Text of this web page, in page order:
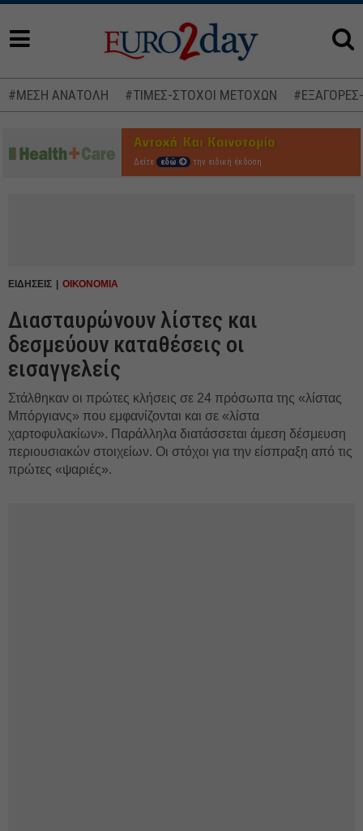
#ΜΕΣΗ ΑΝΑΤΟΛΗ #ΤΙΜΕΣ-ΣΤΟΧΟΙ ΜΕΤΟΧΩΝ
Δείτε εδώ την ειδική έκδοση
ΕΙΔΗΣΕΙΣ ΟΙΚΟΝΟΜΙΑ
Διασταυρώνουν λίστες και
δεσμεύουν καταθέσεις οι
εισαγγελείς
Στάλθηκαν οι πρώτες κλήσεις σε 24 πρόσωπα της «λίστας
Μπόργιανς» που εμφανίζονται και σε «λίστα
χαρτοφυλακίων». Παράλληλα διατάσσεται άμεση δέσμευση
περιουσιακών στοιχείων. Οι στόχοι για την είσπραξη από τις
πρώτες «ψαριές».